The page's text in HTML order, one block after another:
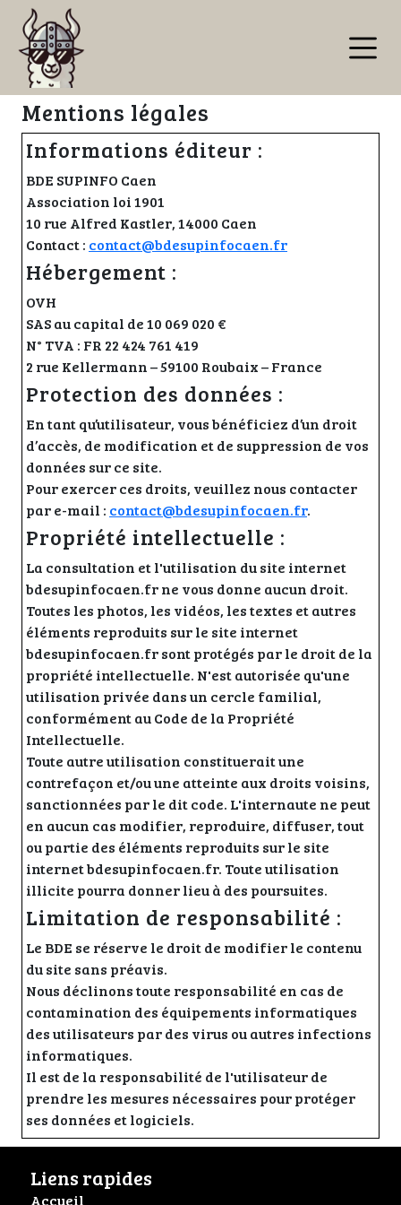
Mentions légales
Informations éditeur :
BDE SUPINFO Caen
Association loi 1901
10 rue Alfred Kastler, 14000 Caen
Contact : contact@bdesupinfocaen.fr
Hébergement :
OVH
SAS au capital de 10 069 020 €
N° TVA : FR 22 424 761 419
2 rue Kellermann – 59100 Roubaix – France
Protection des données :
En tant qu’utilisateur, vous bénéficiez d’un droit
d’accès, de modification et de suppression de vos
données sur ce site.
Pour exercer ces droits, veuillez nous contacter
par e-mail : contact@bdesupinfocaen.fr.
Propriété intellectuelle :
La consultation et l'utilisation du site internet
bdesupinfocaen.fr ne vous donne aucun droit.
Toutes les photos, les vidéos, les textes et autres
éléments reproduits sur le site internet
bdesupinfocaen.fr sont protégés par le droit de la
propriété intellectuelle. N'est autorisée qu'une
utilisation privée dans un cercle familial,
conformément au Code de la Propriété
Intellectuelle.
Toute autre utilisation constituerait une
contrefaçon et/ou une atteinte aux droits voisins,
sanctionnées par le dit code. L'internaute ne peut
en aucun cas modifier, reproduire, diffuser, tout
ou partie des éléments reproduits sur le site
internet bdesupinfocaen.fr. Toute utilisation
illicite pourra donner lieu à des poursuites.
Limitation de responsabilité :
Le BDE se réserve le droit de modifier le contenu
du site sans préavis.
Nous déclinons toute responsabilité en cas de
contamination des équipements informatiques
des utilisateurs par des virus ou autres infections
informatiques.
Il est de la responsabilité de l'utilisateur de
prendre les mesures nécessaires pour protéger
ses données et logiciels.
Liens rapides
Accueil